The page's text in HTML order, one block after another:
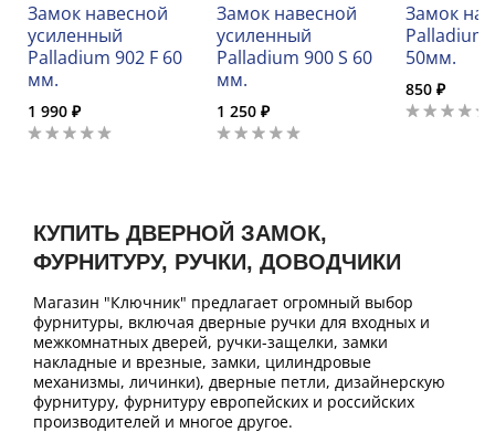
Замок навесной
усиленный
Palladium 902 F 60
мм.
1 990 ₽
Замок навесной
усиленный
Palladium 900 S 60
мм.
1 250 ₽
Замок
Palladium
50мм.
850 ₽
КУПИТЬ ДВЕРНОЙ ЗАМОК,
ФУРНИТУРУ, РУЧКИ, ДОВОДЧИКИ
Магазин "Ключник" предлагает огромный выбор
фурнитуры, включая дверные ручки для входных и
межкомнатных дверей, ручки-защелки, замки
накладные и врезные, замки, цилиндровые
механизмы, личинки), дверные петли, дизайнерскую
фурнитуру, фурнитуру европейских и российских
производителей и многое другое.